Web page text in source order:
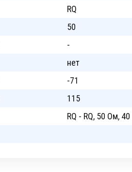
RQ
50
-
нет
-71
115
RQ - RQ, 50 Ом, 40